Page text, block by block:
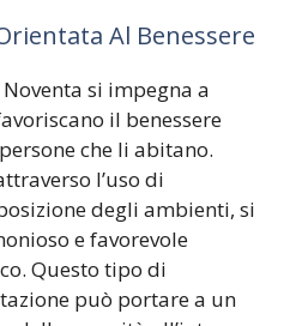
Al Benessere
si impegna a
il benessere
che li abitano.
l’uso di
degli ambienti, si
e favorevole
Questo tipo di
può portare a un